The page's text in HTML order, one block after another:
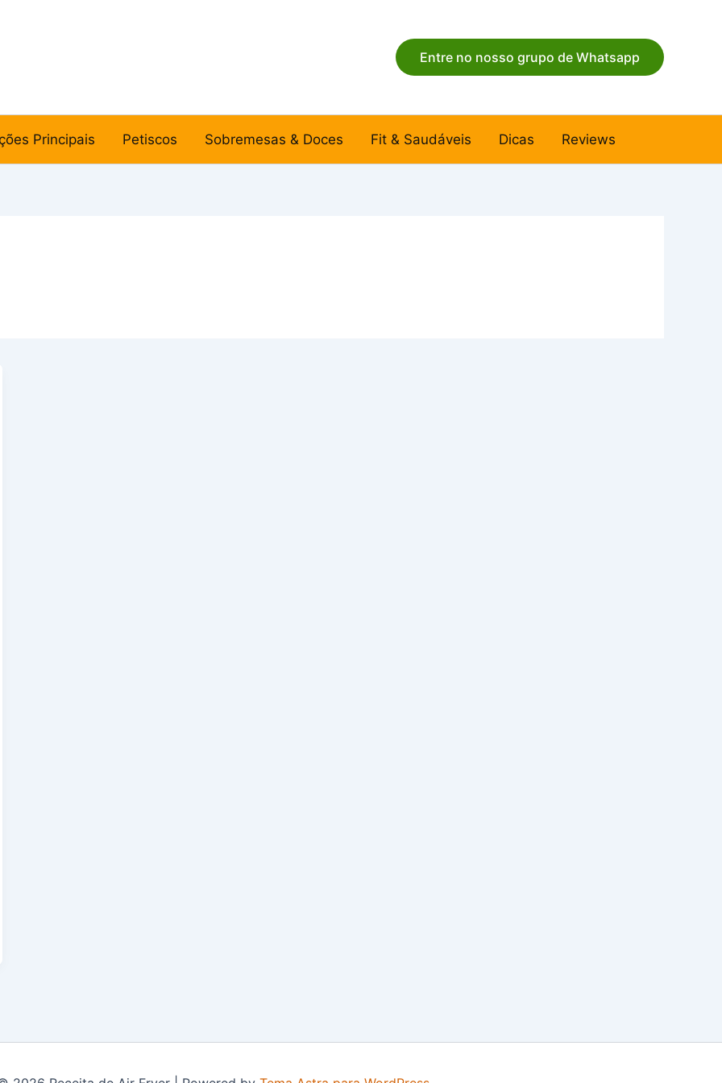
Entre no nosso grupo de Whatsapp
Principais Petiscos Sobremesas & Doces Fit & Saudáveis Dicas Reviews